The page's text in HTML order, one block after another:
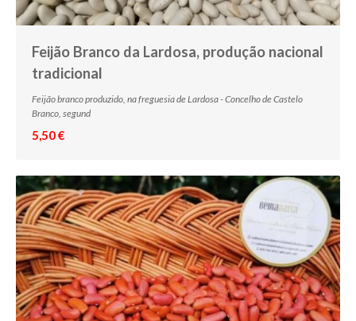
Feijão Branco da Lardosa, produção nacional
tradicional
Feijão branco produzido, na freguesia de Lardosa - Concelho de Castelo
Branco, segund
5,50 €